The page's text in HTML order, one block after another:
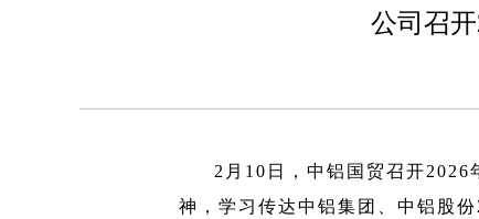
公司召
2月10日，中铝国贸召开
神，学习传达中铝集团、中铝股